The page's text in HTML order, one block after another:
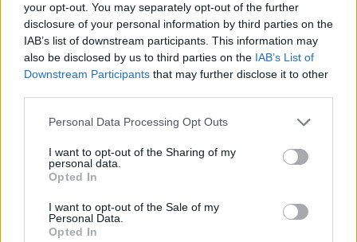
your opt-out. You may separately opt-out of the further
disclosure of your personal information by third parties on the
IAB’s list of downstream participants. This information may
also be disclosed by us to third parties on the IAB’s List of
Downstream Participants that may further disclose it to other
Please note that this website/app uses one or more Google
not limited to your visit or usage behaviour. You may click to
grant or deny consent to Google and its third-party tags to
use your data for below specified purposes in below Google
consent section.
Personal Data Processing Opt Outs
I want to opt-out of the Sharing of my
personal data.
Opted In
I want to opt-out of the Sale of my
Personal Data.
Opted In
Jellemzően az erjesztés elején, illetve a
palackozás előtt kerül a kén a borba. Ráadásul
ha nem adja hozzá a borász, akkor is bele
kerülhet a palackba, hiszen az élesztő
(gyakorlatilag bármilyen élesztő, tehát nem csak
a szelektált fajtaélesztő) maga is termel
többségében csak kénnek nevez). A kén szerepe